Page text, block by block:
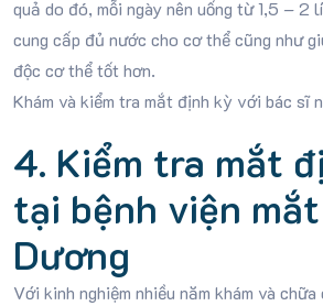
quả do đó, mỗi ngày nên uống từ 1,5 – 2
cung cấp đủ nước cho cơ thể cũng như
độc cơ thể tốt hơn.
Khám và kiểm tra mắt định kỳ với bác sĩ
4. Kiểm tra mắt
tại bệnh viện
Dương
Với kinh nghiệm nhiều năm khám và